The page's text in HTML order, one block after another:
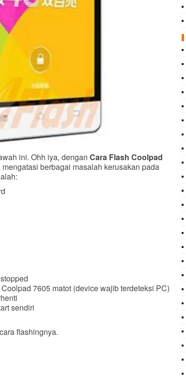
ini. Ohh iya, dengan Cara Flash Coolpad
mengatasi berbagai masalah kerusakan pada
7605 matot (device wajib terdeteksi PC)
sendiri
flashingnya.